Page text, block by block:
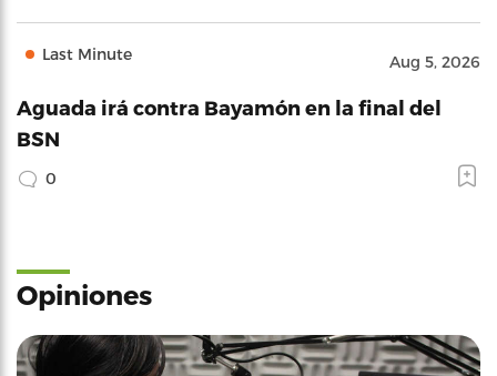
Last Minute Aug 5, 2026
Aguada irá contra Bayamón en la final del
BSN
0
Opiniones